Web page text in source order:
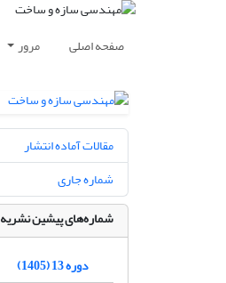
صفحه اصلی مرور
مقالات آماده انتشار
شماره جاری
شماره‌های پیشین نشریه
دوره 13 (1405)